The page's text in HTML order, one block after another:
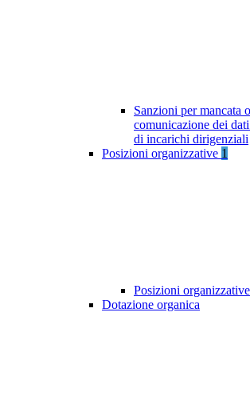
Sanzioni per mancata
comunicazione dei
di incarichi dirigenziali
Posizioni organizzative 1
Posizioni organizzative
Dotazione organica